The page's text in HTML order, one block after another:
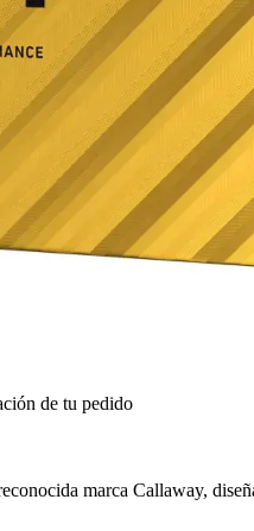
de tu pedido
marca Callaway,